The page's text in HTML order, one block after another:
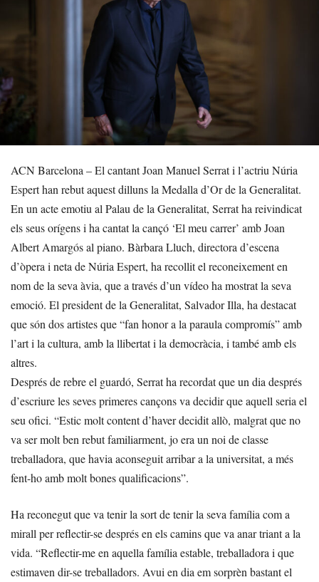
ACN Barcelona – El cantant Joan Manuel Serrat i l’actriu Núria
Espert han rebut aquest dilluns la Medalla d’Or de la Generalitat.
En un acte emotiu al Palau de la Generalitat, Serrat ha reivindicat
els seus orígens i ha cantat la cançó ‘El meu carrer’ amb Joan
Albert Amargós al piano. Bàrbara Lluch, directora d’escena
d’òpera i neta de Núria Espert, ha recollit el reconeixement en
nom de la seva àvia, que a través d’un vídeo ha mostrat la seva
emoció. El president de la Generalitat, Salvador Illa, ha destacat
que són dos artistes que “fan honor a la paraula compromís” amb
l’art i la cultura, amb la llibertat i la democràcia, i també amb els
altres.
Després de rebre el guardó, Serrat ha recordat que un dia després
d’escriure les seves primeres cançons va decidir que aquell seria el
seu ofici. “Estic molt content d’haver decidit allò, malgrat que no
va ser molt ben rebut familiarment, jo era un noi de classe
treballadora, que havia aconseguit arribar a la universitat, a més
fent-ho amb molt bones qualificacions”.
Ha reconegut que va tenir la sort de tenir la seva família com a
mirall per reflectir-se després en els camins que va anar triant a la
vida. “Reflectir-me en aquella família estable, treballadora i que
estimaven dir-se treballadors. Avui en dia em sorprèn bastant el